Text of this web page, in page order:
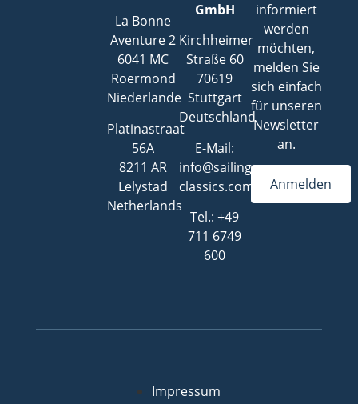
La Bonne
Aventure 2
6041 MC
Roermond
Niederlande
Platinastraat
56A
8211 AR
Lelystad
Netherlands
GmbH
Kirchheimer
Straße 60
70619
Stuttgart
Deutschland
E-Mail:
info@sailing-
classics.com
Tel.: +49
711 6749
600
informiert
werden
möchten,
melden Sie
sich einfach
für unseren
Newsletter
an.
Anmelden
Impressum